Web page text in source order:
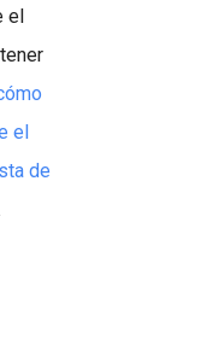
el
el
de